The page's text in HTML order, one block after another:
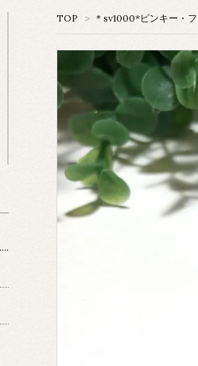
TOP > ＊sv1000*ピンキー・